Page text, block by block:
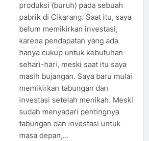
produksi (buruh) pada sebuah
pabrik di Cikarang. Saat itu, saya
belum memikirkan investasi,
karena pendapatan yang ada
hanya cukup untuk kebutuhan
sehari-hari, meski saat itu saya
masih bujangan. Saya baru mulai
memikirkan tabungan dan
investasi setelah menikah. Meski
sudah menyadari pentingnya
tabungan dan investasi untuk
masa depan,…